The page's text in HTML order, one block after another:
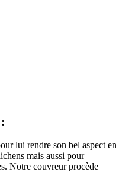
lui rendre son bel aspect en
mais aussi pour
Notre couvreur procède